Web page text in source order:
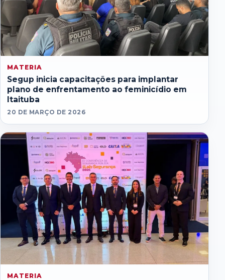
MATERIA
Segup inicia capacitações para implantar
plano de enfrentamento ao feminicídio em
Itaituba
20 DE MARÇO DE 2026
MATERIA